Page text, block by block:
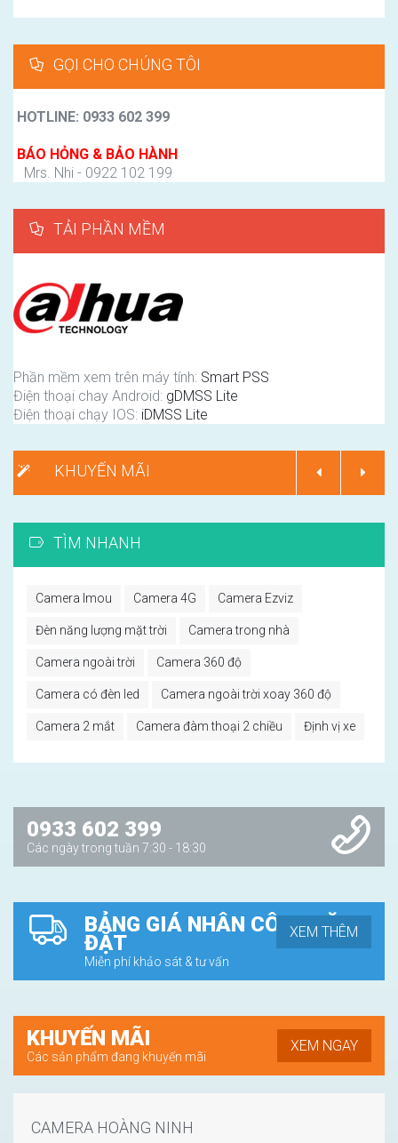
GỌI CHO CHÚNG TÔI
HOTLINE: 0933 602 399
BÁO HỎNG & BẢO HÀNH
Mrs. Nhi - 0922 102 199
TẢI PHẦN MỀM
Phần mềm xem trên máy tính: Smart PSS
Điện thoại chay Android: gDMSS Lite
Điện thoại chạy IOS: iDMSS Lite
KHUYẾN MÃI
TÌM NHANH
Camera Imou Camera 4G Camera Ezviz
Đèn năng lượng mặt trời Camera trong nhà
Camera ngoài trời Camera 360 độ
Camera có đèn led Camera ngoài trời xoay 360 độ
Camera 2 mắt Camera đàm thoại 2 chiều Định vị xe
0933 602 399
Các ngày trong tuần 7:30 - 18:30
BẢNG GIÁ NHÂN CÔNG LẶP
ĐẶT
Miễn phí khảo sát & tư vấn
XEM THÊM
KHUYẾN MÃI
Các sản phẩm đang khuyến mãi
XEM NGAY
CAMERA HOÀNG NINH